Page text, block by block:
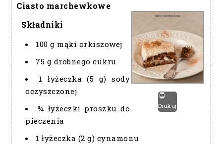
Ciasto marchewkowe
Drukuj
Składniki
100 g mąki orkiszowej
75 g drobnego cukru
1 łyżeczka (5 g) sody
oczyszczonej
¾ łyżeczki proszku do
pieczenia
1 łyżeczka (2 g) cynamonu